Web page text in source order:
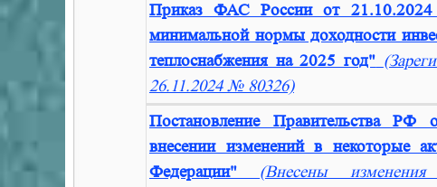
Приказ ФАС России от
минимальной нормы доходности
теплоснабжения на 2025 год"
26.11.2024 № 80326)
Постановление Правительства
внесении изменений в некоторые
Федерации" (Внесены